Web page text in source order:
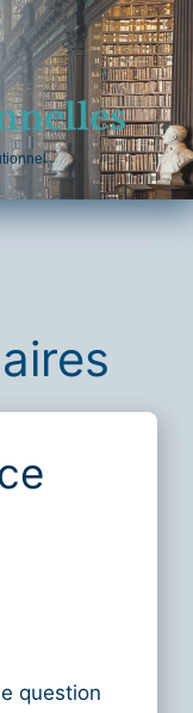
question